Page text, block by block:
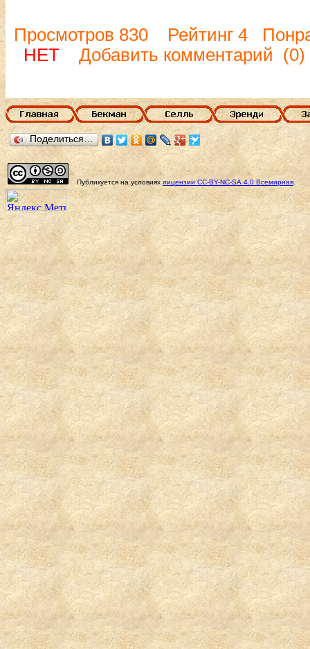
Просмотров 830 Рейтинг 4
НЕТ
Добавить комментарий (0)
Поделиться…
Публикуется на условиях лицензииCC-BY-NC-SA 4.0 Всемирная